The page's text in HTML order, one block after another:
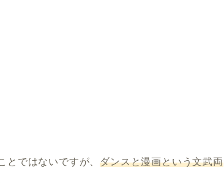
とではないですが、ダンスと漫画という文武両